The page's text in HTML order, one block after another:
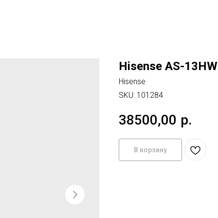
Hisense AS-
Hisense
SKU: 101284
38500,00 р.
В корзину